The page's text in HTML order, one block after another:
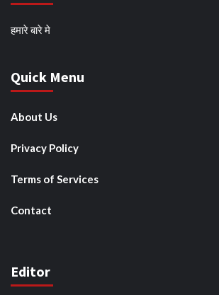
हमारे बारे मे
Quick Menu
About Us
Privacy Policy
Terms of Services
Contact
Editor